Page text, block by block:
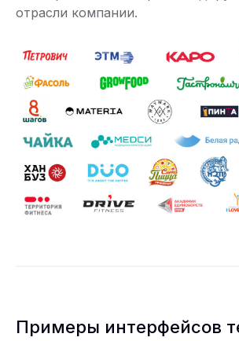
отрасли компании.
Примеры интерфейсов